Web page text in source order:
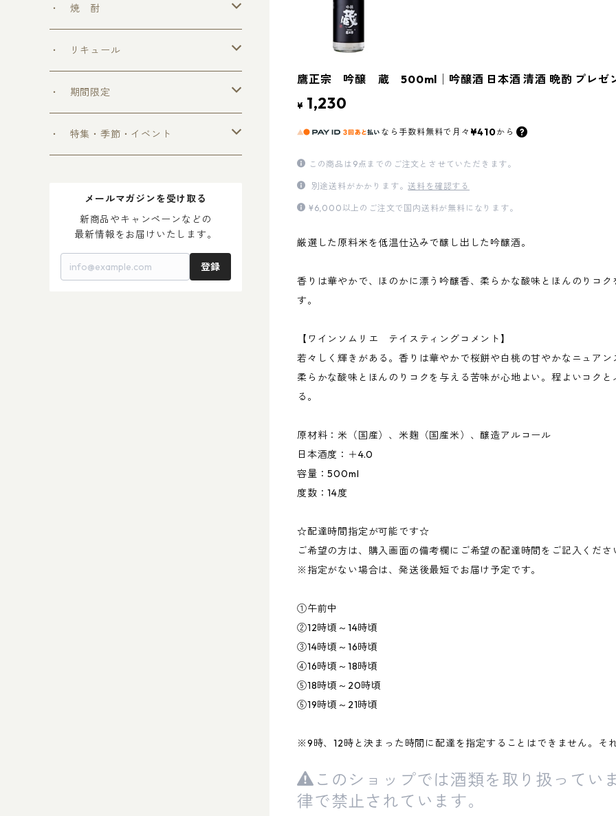
鷹正宗 吟醸 蔵 500ml│吟醸酒 日本酒 清酒 晩酌 プレゼ
¥ 1,230
なら 手数料無料で 月々 ¥410から
この商品は9点までのご注文とさせていただきます。
別途送料がかかります。送料を確認する
¥6,000以上のご注文で国内送料が無料になります。
厳選した原料米を低温仕込みで醸し出した吟醸酒。
香りは華やかで、ほのかに漂う吟醸香、柔らかな酸味とほんのりコ
す。
【ワインソムリエ テイスティングコメント】
若々しく輝きがある。香りは華やかで桜餅や白桃の甘やかなニュア
柔らかな酸味とほんのりコクを与える苦味が心地よい。程よいコク
る。
原材料：米（国産）、米麹（国産米）、醸造アルコール
日本酒度：＋4.0
容量：500ml
度数：14度
☆配達時間指定が可能です☆
ご希望の方は、購入画面の備考欄にご希望の配達時間をご記入くださ
※指定がない場合は、発送後最短でお届け予定です。
①午前中
②12時頃～14時頃
③14時頃～16時頃
④16時頃～18時頃
⑤18時頃～20時頃
⑥19時頃～21時頃
※9時、12時と決まった時間に配達を指定することはできません。そ
このショップでは酒類を取り扱ってい
律で禁止されています。
勝鷹
・ 焼 酎
＞ めちゃうまシリーズ
・ リキュール
＞ ウフフの乳酸菌シリーズ
＞ 爽和場シリーズ
＞ 梅 酒
・ 期間限定
＞ 爽和場セット
・ 特集・季節・イベント
＞ 母の日 2024
メールマガジンを受け取る
新商品やキャンペーンなどの
最新情報をお届けいたします。
登録